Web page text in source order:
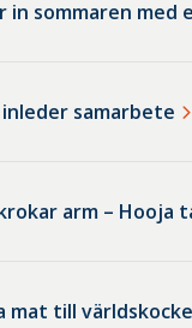
sommaren med
samarbete
arm – Hooja
mat till